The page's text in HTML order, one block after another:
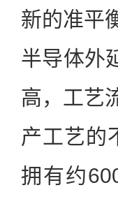
新的准平
半导体外
高，工艺
产工艺的
拥有约